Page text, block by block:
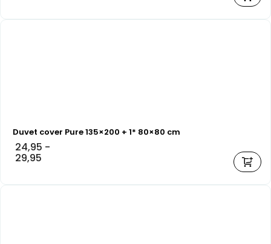
Duvet cover Pure 135×200 + 1* 80×80 cm
24,95 -
29,95